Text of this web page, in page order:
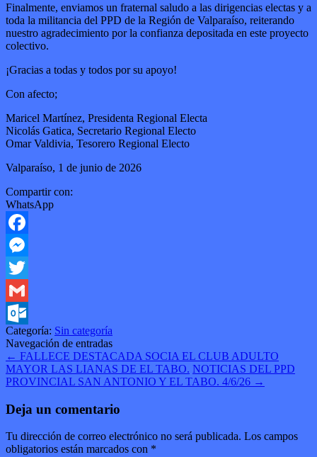
Finalmente, enviamos un fraternal saludo a las dirigencias electas y a
toda la militancia del PPD de la Región de Valparaíso, reiterando
nuestro agradecimiento por la confianza depositada en este proyecto
colectivo.
¡Gracias a todas y todos por su apoyo!
Con afecto;
Maricel Martínez, Presidenta Regional Electa
Nicolás Gatica, Secretario Regional Electo
Omar Valdivia, Tesorero Regional Electo
Valparaíso, 1 de junio de 2026
Compartir con:
WhatsApp
Facebook
Messenger
Twitter
Gmail
Outlook.com
Categoría: Sin categoría
Navegación de entradas
← FALLECE DESTACADA SOCIA EL CLUB ADULTO
MAYOR LAS LIANAS DE EL TABO. NOTICIAS DEL PPD
PROVINCIAL SAN ANTONIO Y EL TABO. 4/6/26 →
Deja un comentario
Tu dirección de correo electrónico no será publicada. Los campos
obligatorios están marcados con *